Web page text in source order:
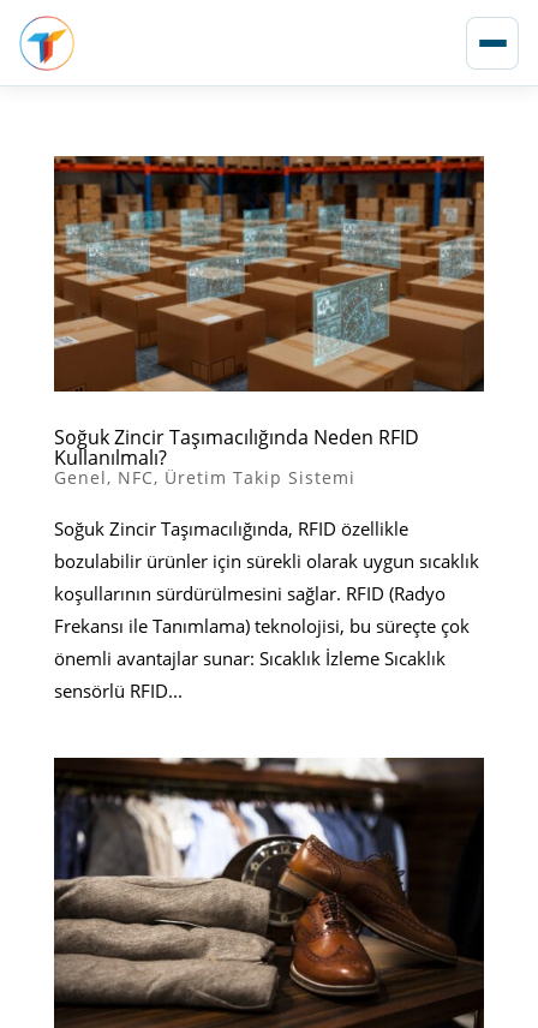
Soğuk Zincir Taşımacılığında Neden RFID
Kullanılmalı?
Genel, NFC, Üretim Takip Sistemi
Soğuk Zincir Taşımacılığında, RFID özellikle
bozulabilir ürünler için sürekli olarak uygun sıcaklık
koşullarının sürdürülmesini sağlar. RFID (Radyo
Frekansı ile Tanımlama) teknolojisi, bu süreçte çok
önemli avantajlar sunar: Sıcaklık İzleme Sıcaklık
sensörlü RFID...